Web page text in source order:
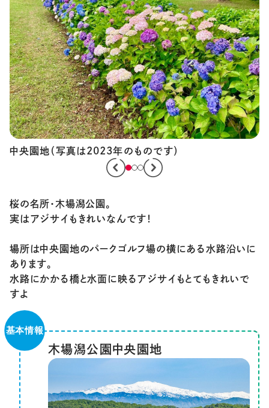
桜の名所・木場潟公園。
実はアジサイもきれいなんです！
場所は中央園地のパークゴルフ場の横にある水路沿いに
あります。
水路にかかる橋と水面に映るアジサイもとてもきれいで
すよ
木場潟公園中央園地